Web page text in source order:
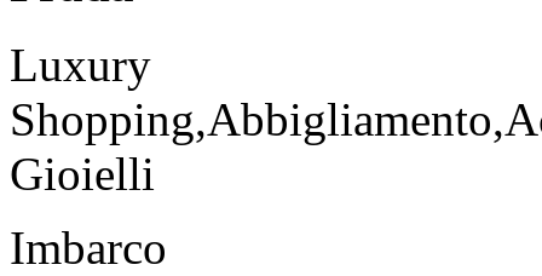
Luxury
Gioielli
Imbarco